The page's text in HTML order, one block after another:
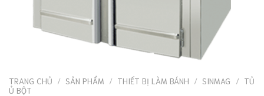
TRANG CHỦ / SẢN PHẨM / THIẾT BỊ LÀM BÁNH / SINMAG / TỦ
Ủ BỘT